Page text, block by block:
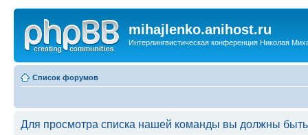
mihajlenko.anihost.ru
Интерлингвистическая конференция Николая
Список форумов
Для просмотра списка нашей команды вы должны